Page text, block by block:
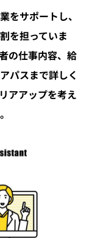
をサポートし、
を担っていま
の仕事内容、給
パスまで詳しく
アアップを考え